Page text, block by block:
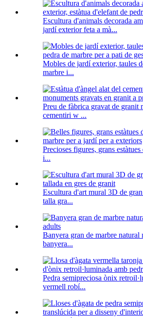
Escultura d'animals decorada
jardí exterior feta a mà...
Mobles de jardí exterior, taules
marbre i...
Preu de fàbrica gravat de granit
cementiri w ...
Precioses figures, grans
i...
Escultura d'art mural 3D de
talla gra...
Banyera gran de marbre natural
banyera...
Pedra semipreciosa ònix
vermell robí...